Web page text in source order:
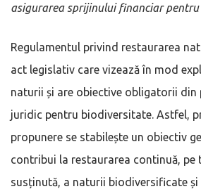
asigurarea sprijinului financiar pentru
Regulamentul privind restaurarea
act legislativ care vizează în mod
naturii și are obiective obligatorii din
juridic pentru biodiversitate. Astfel,
propunere se stabilește un obiectiv
contribui la restaurarea continuă, pe
susținută, a naturii biodiversificate și